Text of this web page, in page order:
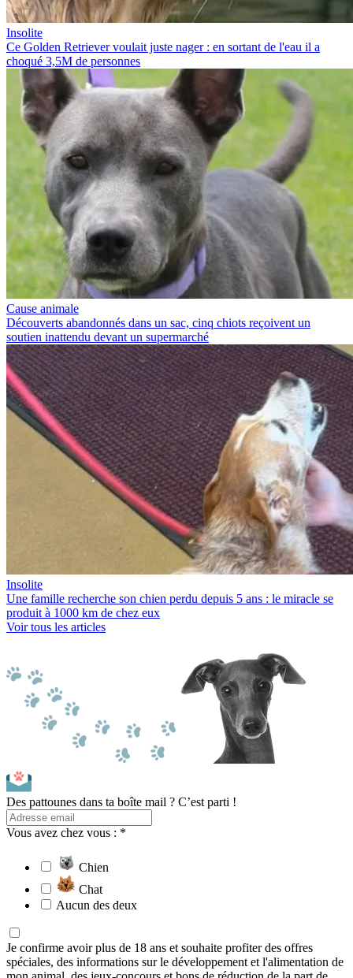
Insolite
Ce Golden Retriever voulait juste nager : en sortant de l'eau il a
choqué 3,5M de personnes
Cause animale
Découverts abandonnés dans un sac, cinq chiots reçoivent un
soutien inattendu devant un supermarché
Insolite
Une famille recherche son chien perdu depuis 5 ans : le miracle se
produit à 1000 km de chez eux
Voir tous les articles
Des pattounes dans ta boîte mail ? C’est parti !
Vous avez chez vous : *
Chien
Chat
Aucun des deux
Je confirme avoir plus de 18 ans et souhaite profiter des offres
spéciales, des informations sur le développement et l'alimentation de